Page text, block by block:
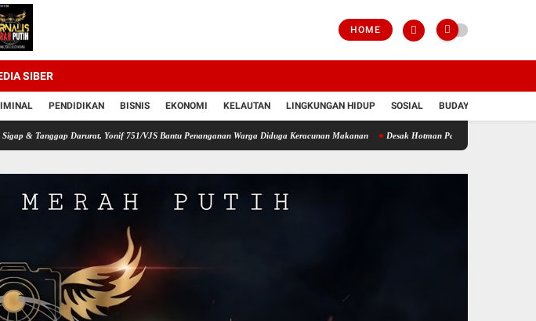
HOME
SIBER
PENDIDIKAN BISNIS EKONOMI KELAUTAN LINGKUNGAN HIDUP SOSIAL BUDAYA
Darurat, Yonif 751/VJS Bantu Penanganan Warga Diduga Keracunan Makanan Desak Hotman Paris Minta Maaf Terbuka, Ketua